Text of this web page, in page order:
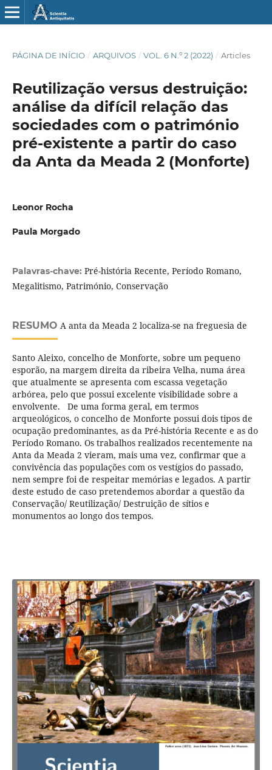
PÁGINA DE INÍCIO / ARQUIVOS / VOL. 6 N.º 2 (2022) / Articles
Reutilização versus destruição:
análise da difícil relação das
sociedades com o património
pré-existente a partir do caso
da Anta da Meada 2 (Monforte)
Leonor Rocha
Paula Morgado
Palavras-chave: Pré-história Recente, Período Romano,
Megalitismo, Património, Conservação
RESUMO A anta da Meada 2 localiza-se na freguesia de
Santo Aleixo, concelho de Monforte, sobre um pequeno
esporão, na margem direita da ribeira Velha, numa área
que atualmente se apresenta com escassa vegetação
arbórea, pelo que possui excelente visibilidade sobre a
envolvente. De uma forma geral, em termos
arqueológicos, o concelho de Monforte possui dois tipos de
ocupação predominantes, as da Pré-história Recente e as do
Período Romano. Os trabalhos realizados recentemente na
Anta da Meada 2 vieram, mais uma vez, confirmar que a
convivência das populações com os vestígios do passado,
nem sempre foi de respeitar memórias e legados. A partir
deste estudo de caso pretendemos abordar a questão da
Conservação/ Reutilização/ Destruição de sítios e
monumentos ao longo dos tempos.